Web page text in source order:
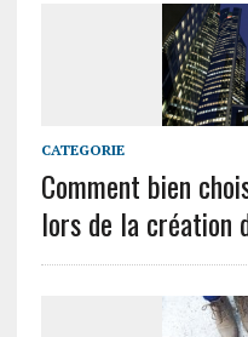
CATEGORIE
Comment bien
lors de la création